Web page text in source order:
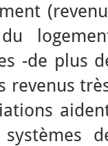
-de plus